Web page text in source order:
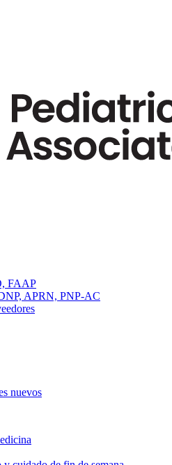
FAAP
APRN, PNP-AC
nuevos